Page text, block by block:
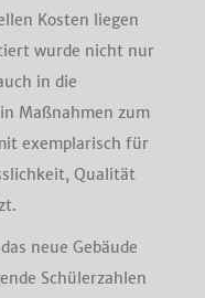
Kosten liegen
wurde nicht nur
in die
Maßnahmen zum
exemplarisch für
Qualität
neue Gebäude
Schülerzahlen